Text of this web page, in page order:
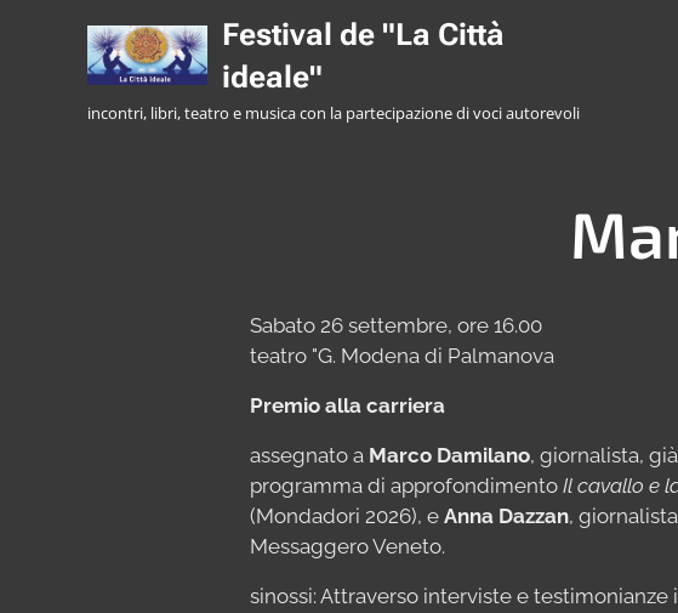
Festival de "La Città
ideale"
incontri, libri, teatro e musica con la partecipazione di voci autorevoli
Sabato 26 settembre, ore 16.00
teatro "G. Modena di Palmanova
Premio alla carriera
assegnato a Marco Damilano, giornalista,
programma di approfondimento Il cavallo e
(Mondadori 2026), e Anna Dazzan,
Messaggero Veneto.
sinossi: Attraverso interviste e